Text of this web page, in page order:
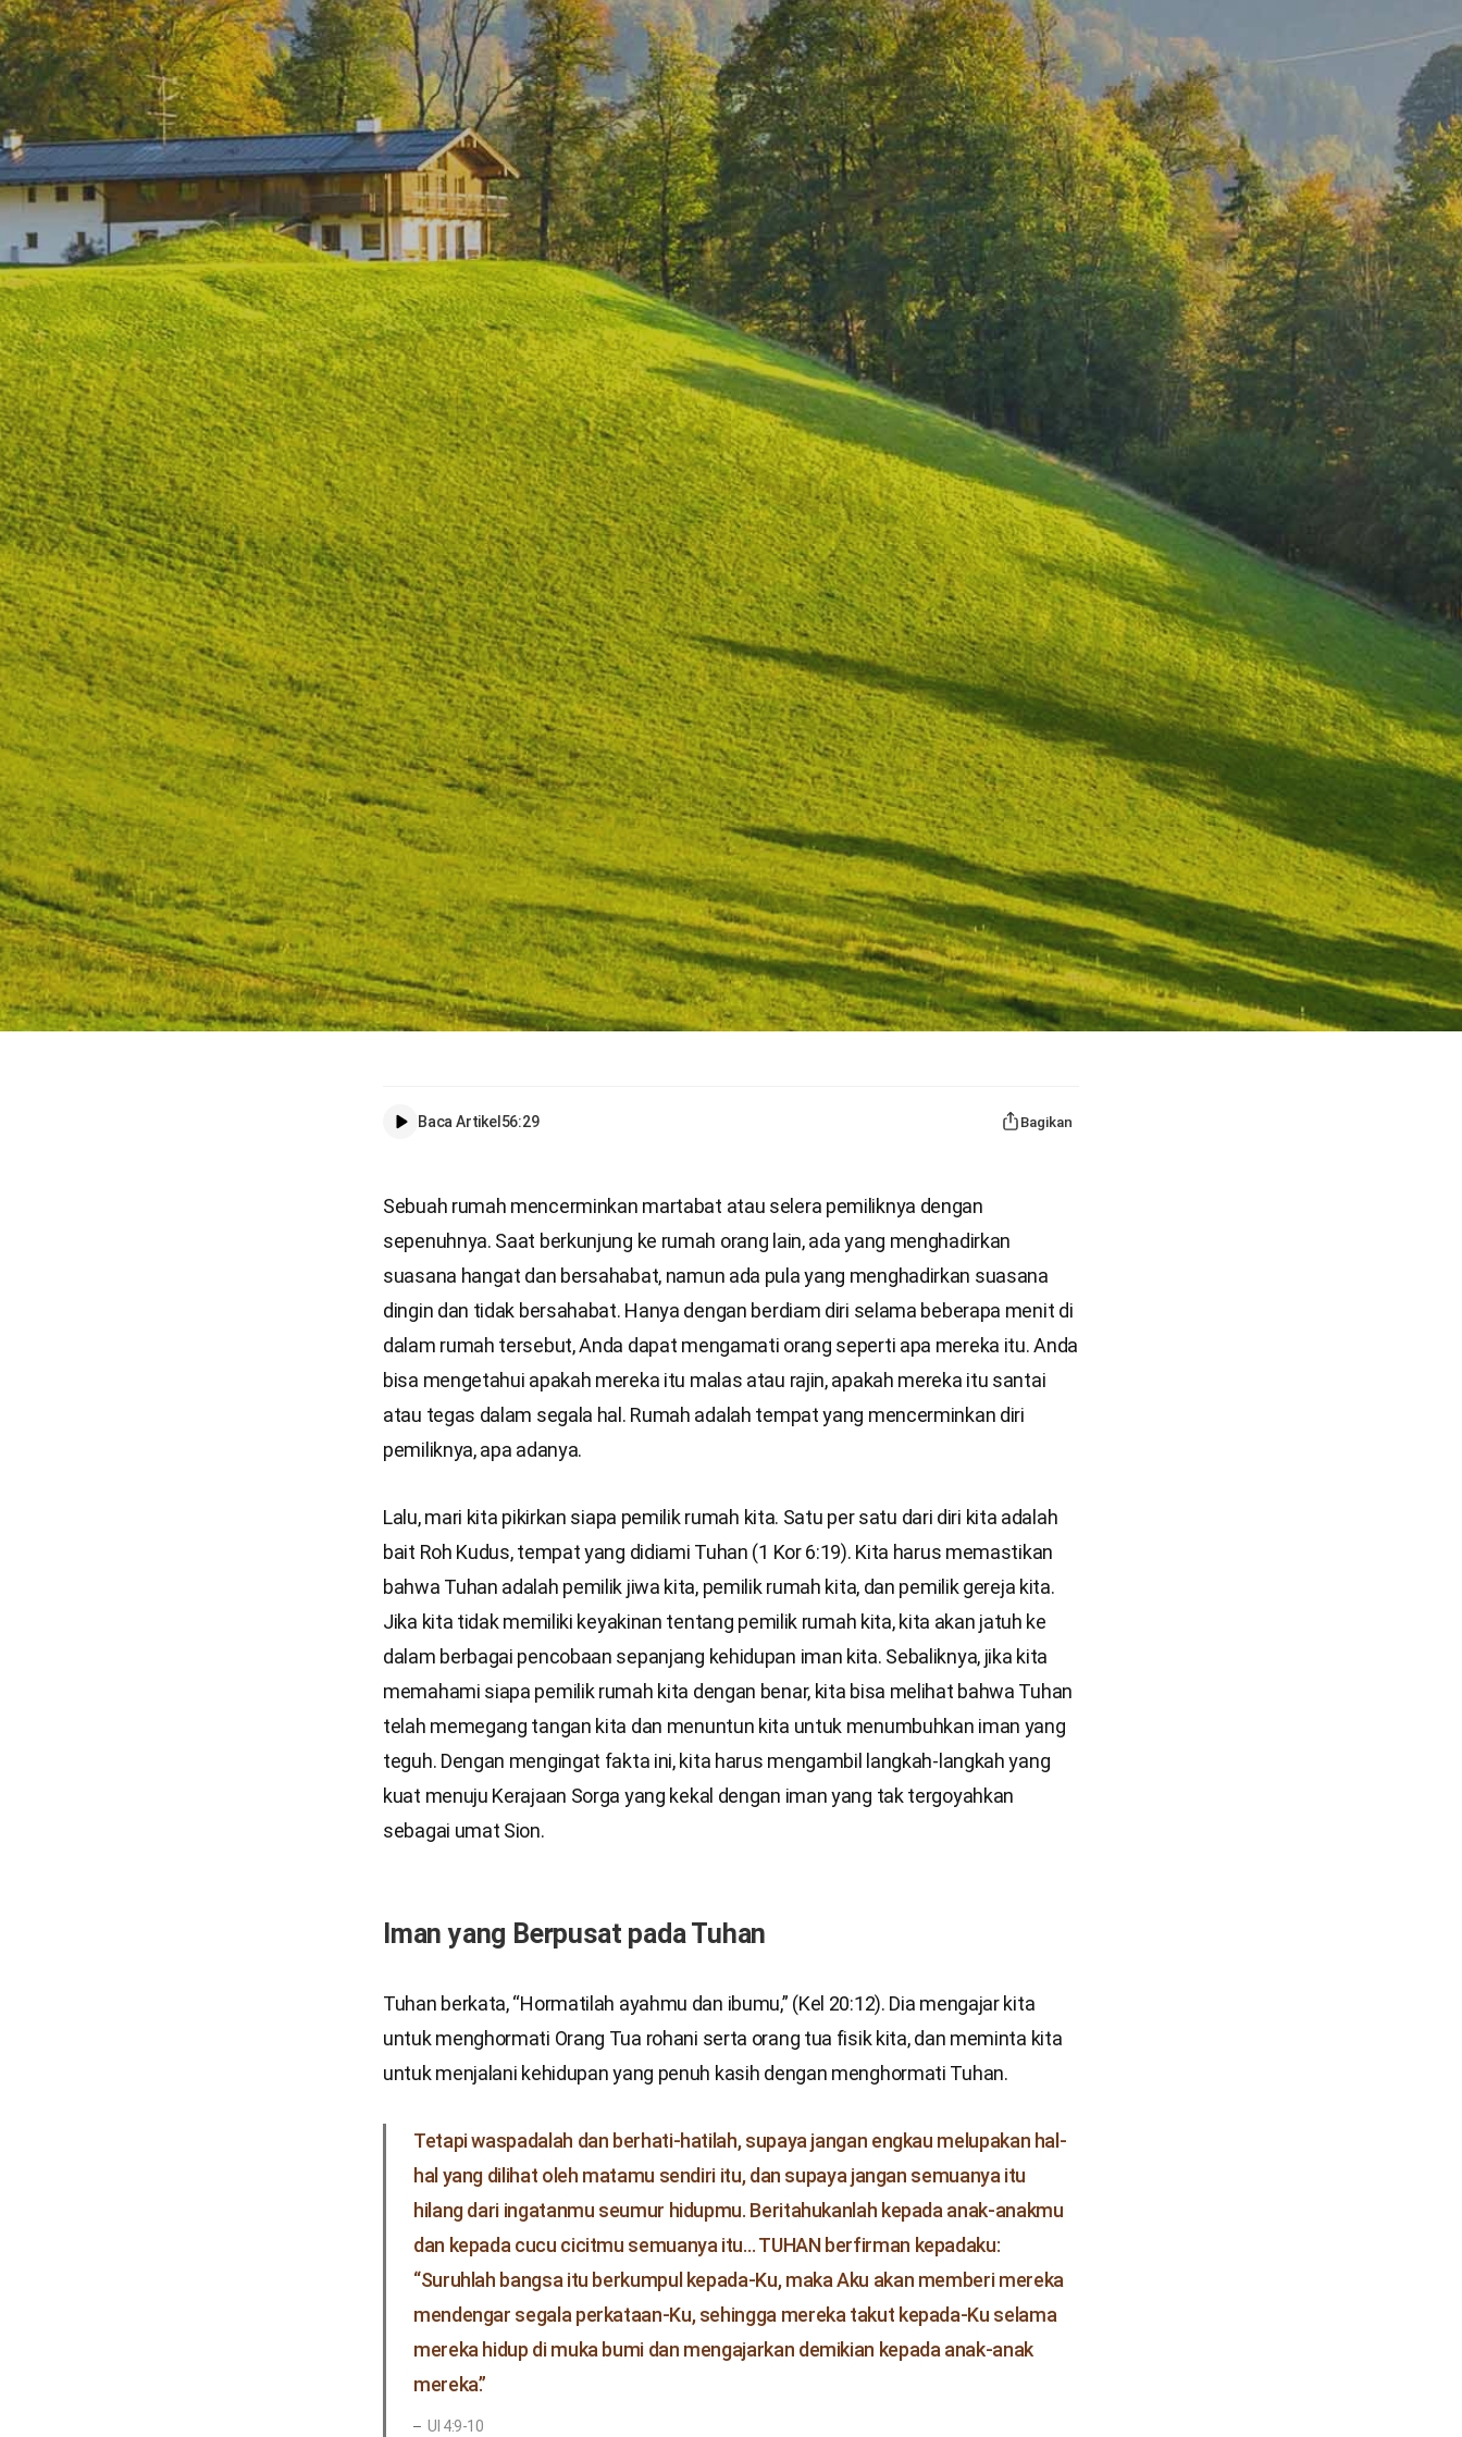
Baca Artikel56:29 Bagikan
Sebuah rumah mencerminkan martabat atau selera pemiliknya dengan
sepenuhnya. Saat berkunjung ke rumah orang lain, ada yang menghadirkan
suasana hangat dan bersahabat, namun ada pula yang menghadirkan suasana
dingin dan tidak bersahabat. Hanya dengan berdiam diri selama beberapa menit di
dalam rumah tersebut, Anda dapat mengamati orang seperti apa mereka itu. Anda
bisa mengetahui apakah mereka itu malas atau rajin, apakah mereka itu santai
atau tegas dalam segala hal. Rumah adalah tempat yang mencerminkan diri
pemiliknya, apa adanya.
Lalu, mari kita pikirkan siapa pemilik rumah kita. Satu per satu dari diri kita adalah
bait Roh Kudus, tempat yang didiami Tuhan (1 Kor 6:19). Kita harus memastikan
bahwa Tuhan adalah pemilik jiwa kita, pemilik rumah kita, dan pemilik gereja kita.
Jika kita tidak memiliki keyakinan tentang pemilik rumah kita, kita akan jatuh ke
dalam berbagai pencobaan sepanjang kehidupan iman kita. Sebaliknya, jika kita
memahami siapa pemilik rumah kita dengan benar, kita bisa melihat bahwa Tuhan
telah memegang tangan kita dan menuntun kita untuk menumbuhkan iman yang
teguh. Dengan mengingat fakta ini, kita harus mengambil langkah-langkah yang
kuat menuju Kerajaan Sorga yang kekal dengan iman yang tak tergoyahkan
sebagai umat Sion.
Iman yang Berpusat pada Tuhan
Tuhan berkata, “Hormatilah ayahmu dan ibumu,” (Kel 20:12). Dia mengajar kita
untuk menghormati Orang Tua rohani serta orang tua fisik kita, dan meminta kita
untuk menjalani kehidupan yang penuh kasih dengan menghormati Tuhan.
Tetapi waspadalah dan berhati-hatilah, supaya jangan engkau melupakan hal-
hal yang dilihat oleh matamu sendiri itu, dan supaya jangan semuanya itu
hilang dari ingatanmu seumur hidupmu. Beritahukanlah kepada anak-anakmu
dan kepada cucu cicitmu semuanya itu… TUHAN berfirman kepadaku:
“Suruhlah bangsa itu berkumpul kepada-Ku, maka Aku akan memberi mereka
mendengar segala perkataan-Ku, sehingga mereka takut kepada-Ku selama
mereka hidup di muka bumi dan mengajarkan demikian kepada anak-anak
mereka.”
Ul 4:9-10